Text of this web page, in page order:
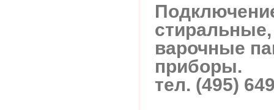
варочные
приборы.
тел. (495)